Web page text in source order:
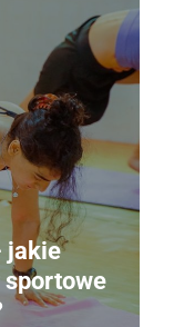
jakie